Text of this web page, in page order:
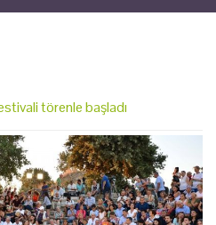
törenle başladı